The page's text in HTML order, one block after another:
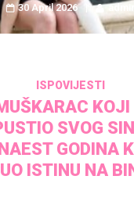
30 April 2026 admin
ISPOVIJESTI
KOJI
SVOG
GODINA
ISTINU NA